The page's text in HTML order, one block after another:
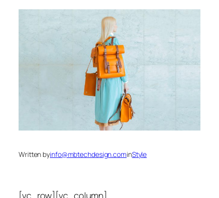
Written byinfo@mbtechdesign.cominStyle